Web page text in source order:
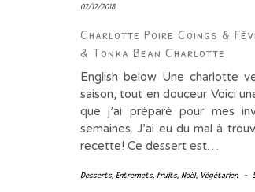
02/12/2018
Charlotte Poire Coings &
& Tonka Bean Charlotte
English below Une charlotte
saison, tout en douceur Voici
que j’ai préparé pour mes
semaines. J’ai eu du mal à
recette! Ce dessert est…
Desserts, Entremets, fruits, Noël, Végétarien -